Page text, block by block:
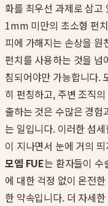
화를 최우선 과제로 삼고
1mm 미만의 초소형 펀
피에 가해지는 손상을
펀치를 사용하는 것을
침되어야만 가능합니다.
히 펀칭하고, 주변 조직
출하는 것은 수많은 경
는 일입니다. 이러한 섬
이 지나면서 눈에 거의
모엠 FUE는 환자들이 수
에 대한 걱정 없이 온전
한 약속입니다. 더 자세